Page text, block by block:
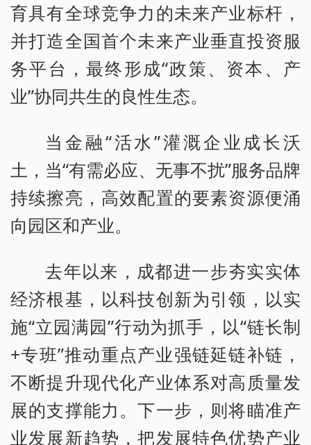
育具有全球竞争力的未来产业标杆，
并打造全国首个未来产业垂直投资服
务平台，最终形成“政策、资本、产
业”协同共生的良性生态。
当金融“活水”灌溉企业成长沃
土，当“有需必应、无事不扰”服务品牌
持续擦亮，高效配置的要素资源便涌
向园区和产业。
去年以来，成都进一步夯实实体
经济根基，以科技创新为引领，以实
施“立园满园”行动为抓手，以“链长制
+专班”推动重点产业强链延链补链，
不断提升现代化产业体系对高质量发
展的支撑能力。下一步，则将瞄准产
业发展新趋势，把发展特色优势产业